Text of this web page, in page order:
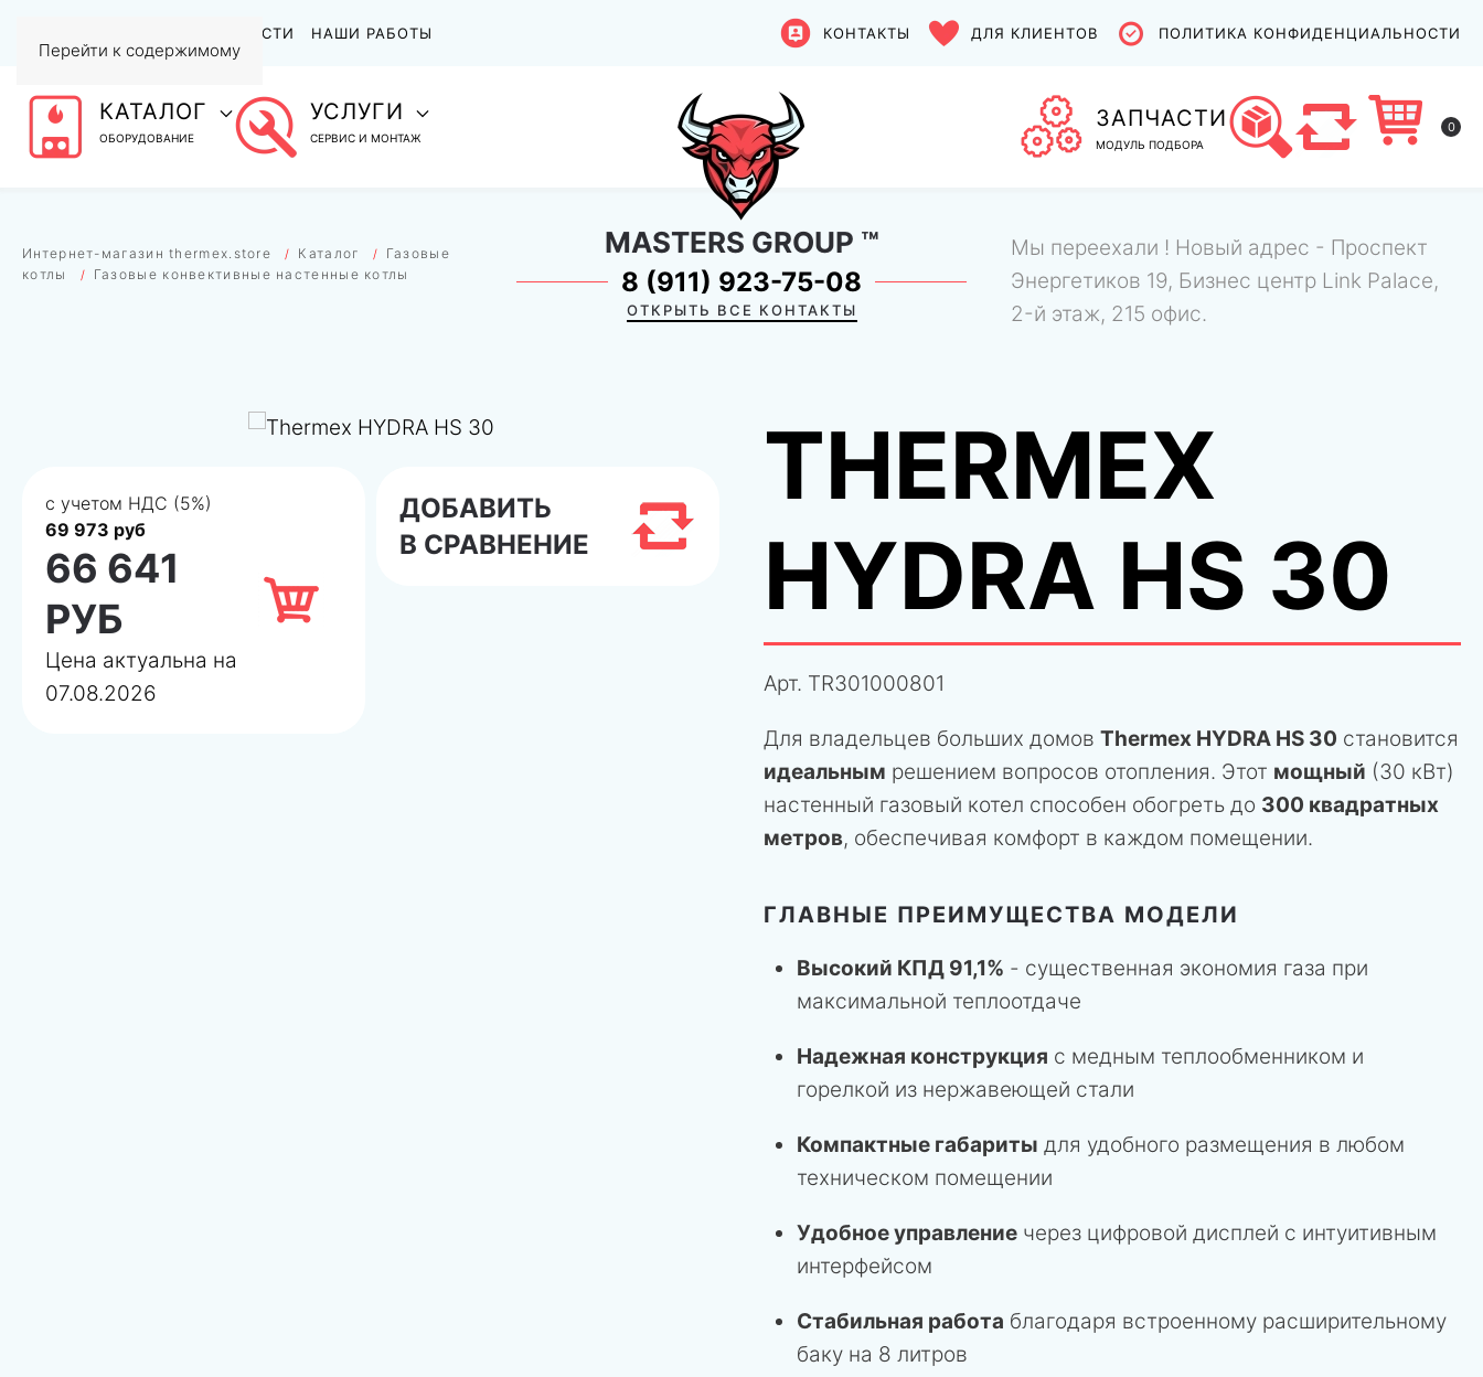
Перейти к содержимому
СТАТЬИ И НОВОСТИ НАШИ РАБОТЫ КОНТАКТЫ ДЛЯ КЛИЕНТОВ ПОЛИТИКА КОНФИДЕНЦИАЛЬНОСТИ
КАТАЛОГ
ОБОРУДОВАНИЕ
УСЛУГИ
СЕРВИС И МОНТАЖ
ЗАПЧАСТИ
МОДУЛЬ ПОДБОРА
0
Интернет-магазин thermex.store Каталог
Газовые
котлы
Газовые конвективные настенные котлы
MASTERS GROUP ™
8 (911) 923-75-08
ОТКРЫТЬ ВСЕ КОНТАКТЫ
Мы переехали ! Новый адрес - Проспект
Энергетиков 19, Бизнес центр Link Palace,
2-й этаж, 215 офис.
с учетом НДС (5%)
69 973 руб
66 641
РУБ
Цена актуальна на
07.08.2026
ДОБАВИТЬ
В СРАВНЕНИЕ
THERMEX
HYDRA HS 30
Арт. TR301000801
Для владельцев больших домов Thermex HYDRA HS 30 становится
идеальным решением вопросов отопления. Этот мощный (30 кВт)
настенный газовый котел способен обогреть до 300 квадратных
метров, обеспечивая комфорт в каждом помещении.
ГЛАВНЫЕ ПРЕИМУЩЕСТВА МОДЕЛИ
Высокий КПД 91,1% - существенная экономия газа при
максимальной теплоотдаче
Надежная конструкция с медным теплообменником и
горелкой из нержавеющей стали
Компактные габариты для удобного размещения в любом
техническом помещении
Удобное управление через цифровой дисплей с интуитивным
интерфейсом
Стабильная работа благодаря встроенному расширительному
баку на 8 литров